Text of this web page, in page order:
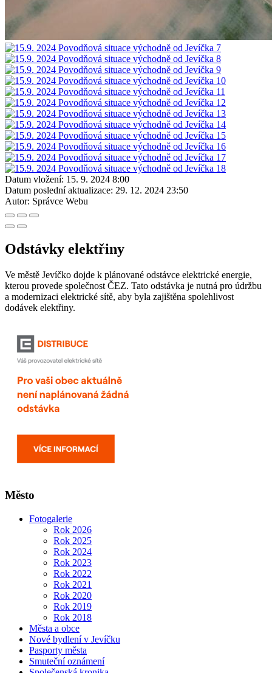
Datum vložení: 15. 9. 2024 8:00
Datum poslední aktualizace: 29. 12. 2024 23:50
Autor: Správce Webu
Odstávky elektřiny
Ve městě Jevíčko dojde k plánované odstávce elektrické energie,
kterou provede společnost ČEZ. Tato odstávka je nutná pro údržbu
a modernizaci elektrické sítě, aby byla zajištěna spolehlivost
dodávek elektřiny.
Město
Fotogalerie
Rok 2026
Rok 2025
Rok 2024
Rok 2023
Rok 2022
Rok 2021
Rok 2020
Rok 2019
Rok 2018
Města a obce
Nové bydlení v Jevíčku
Pasporty města
Smuteční oznámení